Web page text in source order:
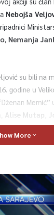
Nebojša
Nemanja
su bili na
godine u
Alise Mutap
iHasana
5
More